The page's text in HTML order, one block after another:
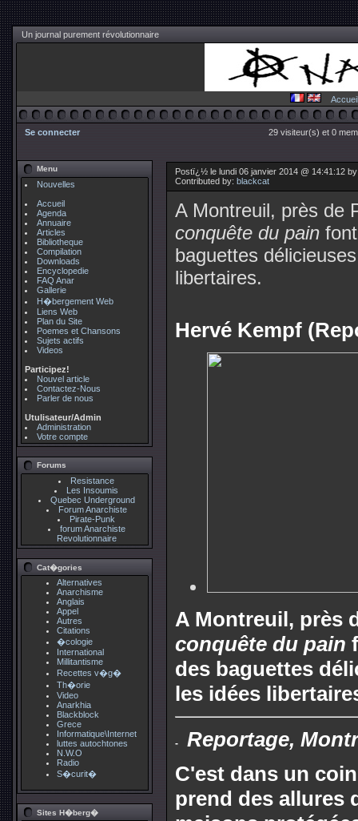
Un journal purement révolutionnaire
Accueil
Se connecter 29 visiteur(s) et 0
Menu
Nouvelles
Accueil
Agenda
Annuaire
Articles
Bibliotheque
Compilation
Downloads
Encyclopedie
FAQ Anar
Gallerie
H�bergement Web
Liens Web
Plan du Site
Poemes et Chansons
Sujets actifs
Videos
Participez!
Nouvel article
Contactez-Nous
Parler de nous
Utulisateur/Admin
Administration
Votre compte
Forums
Resistance
Les Insoumis
Quebec Underground
Forum Anarchiste
Pirate-Punk
forum Anarchiste
Revolutionnaire
Cat�gories
Alternatives
Anarchisme
Anglais
Appel
Autres
Citations
�cologie
International
Millitantisme
Recettes v�g�
Th�orie
Video
Anarkhia
Blackblock
Grece
Informatique\Internet
luttes autochtones
N.W.O
Radio
S�curit�
Sites H�berg�
Postï¿½ le lundi 06 janvier 2014 @ 14:41:12
Contributed by: blackcat
A Montreuil, près de
conquête du pain
baguettes
libertaires.
Hervé Kempf
A Montreuil, près
conquête du pain
des baguettes
les idées
Reportage,
C'est dans un
prend des allures